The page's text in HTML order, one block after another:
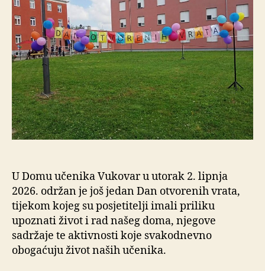
U Domu učenika Vukovar u utorak 2. lipnja
2026. održan je još jedan Dan otvorenih vrata,
tijekom kojeg su posjetitelji imali priliku
upoznati život i rad našeg doma, njegove
sadržaje te aktivnosti koje svakodnevno
obogaćuju život naših učenika.